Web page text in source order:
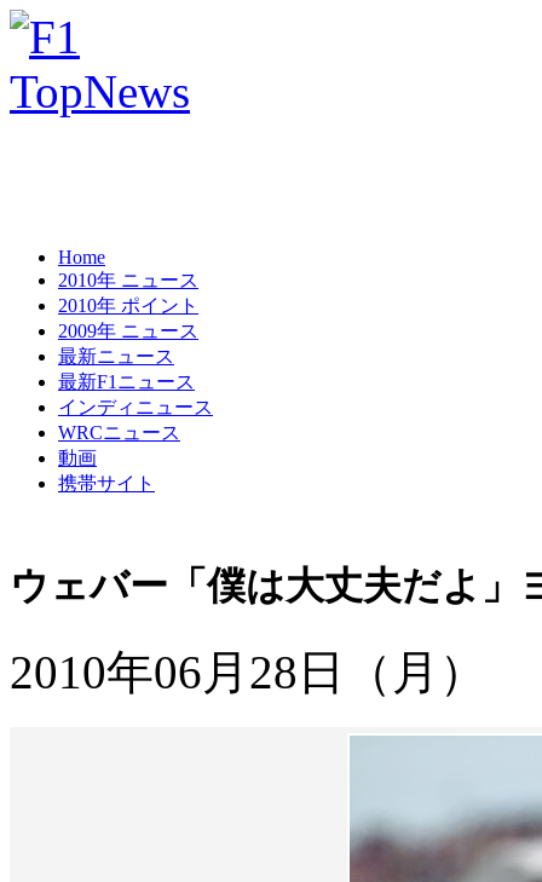
Home
2010年 ニュース
2010年 ポイント
2009年 ニュース
最新ニュース
最新F1ニュース
インディニュース
WRCニュース
動画
携帯サイト
ウェバー「僕は大丈夫だよ」
2010年06月28日（月）